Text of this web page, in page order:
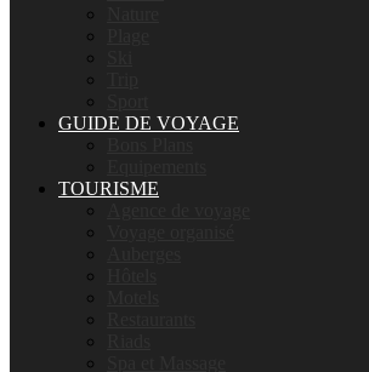
GUIDE DE VOYAGE
TOURISME